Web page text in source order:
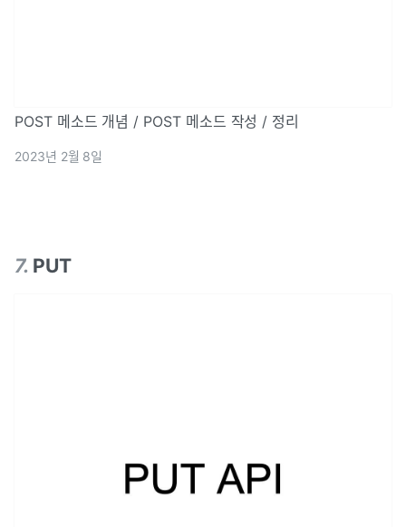
POST 메소드 개념 / POST 메소드 작성 / 정리
2023년 2월 8일
7. PUT